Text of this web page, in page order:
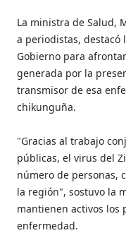
La ministra de Salud,
a periodistas,
Gobierno para
generada por la
transmisor de esa
chikunguña.
"Gracias al trabajo
públicas, el virus del
número de personas,
la región", sostuvo la
mantienen activos los
enfermedad.